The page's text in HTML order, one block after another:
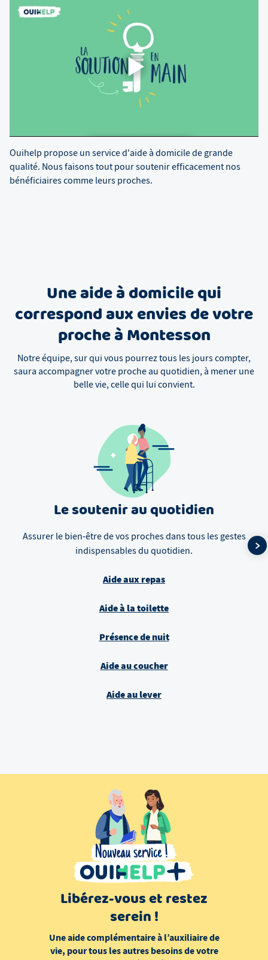
Ouihelp propose un service d'aide à domicile de grande
qualité. Nous faisons tout pour soutenir efficacement nos
bénéficiaires comme leurs proches.
Une aide à domicile qui
correspond aux envies de votre
proche à Montesson
Notre équipe, sur qui vous pourrez tous les jours compter,
saura accompagner votre proche au quotidien, à mener une
belle vie, celle qui lui convient.
Le soutenir au quotidien
Assurer le bien-être de vos proches dans tous les gestes
indispensables du quotidien.
Aide aux repas
Aide à la toilette
Présence de nuit
Aide au coucher
Aide au lever
Libérez-vous et restez
serein !
Une aide complémentaire à l’auxiliaire de
vie, pour tous les autres besoins de votre